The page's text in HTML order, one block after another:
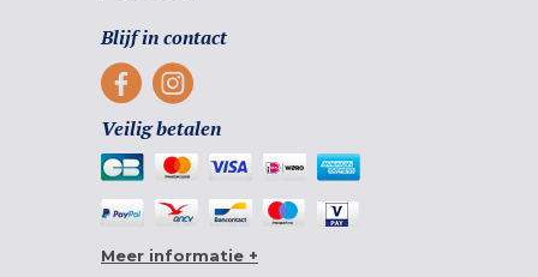
Blijf in contact
Veilig betalen
Meer informatie +